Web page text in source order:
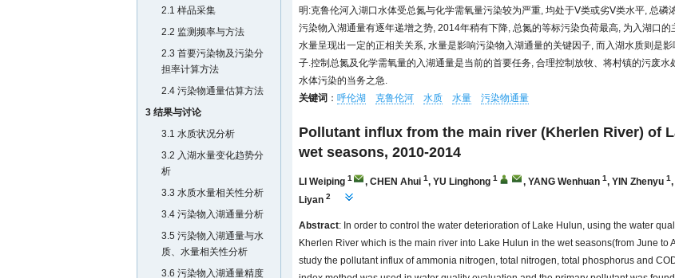
2.1 样品采集
2.2 监测频率与方法
2.3 首要污染物及污染分
担率计算方法
2.4 污染物通量估算方法
3 结果与讨论
3.1 水质状况分析
3.2 入湖水量变化趋势分
析
3.3 水质水量相关性分析
3.4 污染物入湖通量分析
3.5 污染物入湖通量与水
质、水量相关性分析
3.6 污染物入湖通量精度
明:克鲁伦河入湖口水体受总氮与化学需氧量污染较为严重, 均处于Ⅴ类或劣Ⅴ类水平, 总
污染物入湖通量有逐年递增之势, 2014年稍有下降, 总氮的等标污染负荷最高, 为入湖口
水量呈现出一定的正相关关系, 水量是影响污染物入湖通量的关键因子, 而入湖水质则是
子.控制总氮及化学需氧量的入湖通量是当前的首要任务, 合理控制放牧、将村镇的污废水
水体污染的当务之急.
关键词 ： 呼伦湖 克鲁伦河 水质 水量 污染物通量
Pollutant influx from the main river (Kherlen River) of
wet seasons, 2010-2014
LI Weiping 1 , CHEN Ahui 1, YU Linghong 1 , YANG Wenhuan 1, YIN Zhenyu 1,
Liyan 2
Abstract: In order to control the water deterioration of Lake Hulun, using the water
Kherlen River which is the main river into Lake Hulun in the wet seasons(from June to
study the pollutant influx of ammonia nitrogen, total nitrogen, total phosphorus and